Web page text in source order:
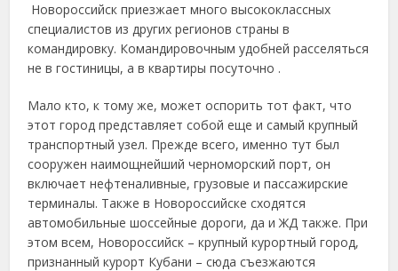
Новороссийск приезжает много высококлассных
специалистов из других регионов страны в
командировку. Командировочным удобней расселяться
не в гостиницы, а в квартиры посуточно .
Мало кто, к тому же, может оспорить тот факт, что
этот город представляет собой еще и самый крупный
транспортный узел. Прежде всего, именно тут был
сооружен наимощнейший черноморский порт, он
включает нефтеналивные, грузовые и пассажирские
терминалы. Также в Новороссийске сходятся
автомобильные шоссейные дороги, да и ЖД также. При
этом всем, Новороссийск – крупный курортный город,
признанный курорт Кубани – сюда съезжаются